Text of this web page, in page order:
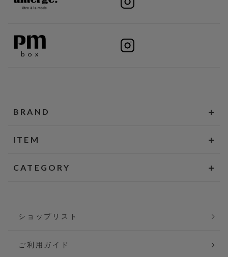
BRAND
ITEM
CATEGORY
ショップリスト
ご利用ガイド